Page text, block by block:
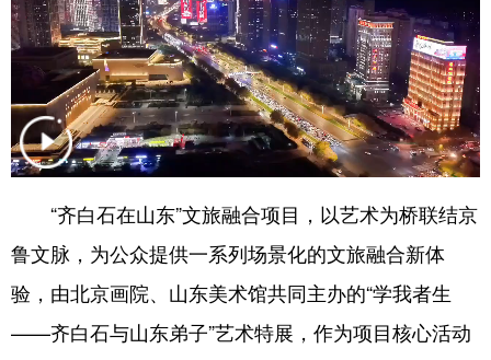
图片 中央文件 金融 汽车
食品 人居 信息化 乡村振兴
溯源中国 城市 旅游 能源
会展 彩票 娱乐 时尚
亚太网 上市公司 投教基地
地方频道
“齐白石在山东”文旅融合项目，以艺术为桥联结京
鲁文脉，为公众提供一系列场景化的文旅融合新体
验，由北京画院、山东美术馆共同主办的“学我者生
——齐白石与山东弟子”艺术特展，作为项目核心活动